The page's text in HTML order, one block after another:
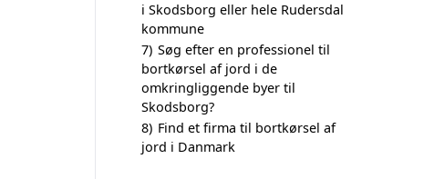
i Skodsborg eller hele Rudersdal
kommune
7) Søg efter en professionel til
bortkørsel af jord i de
omkringliggende byer til
Skodsborg?
8) Find et firma til bortkørsel af
jord i Danmark